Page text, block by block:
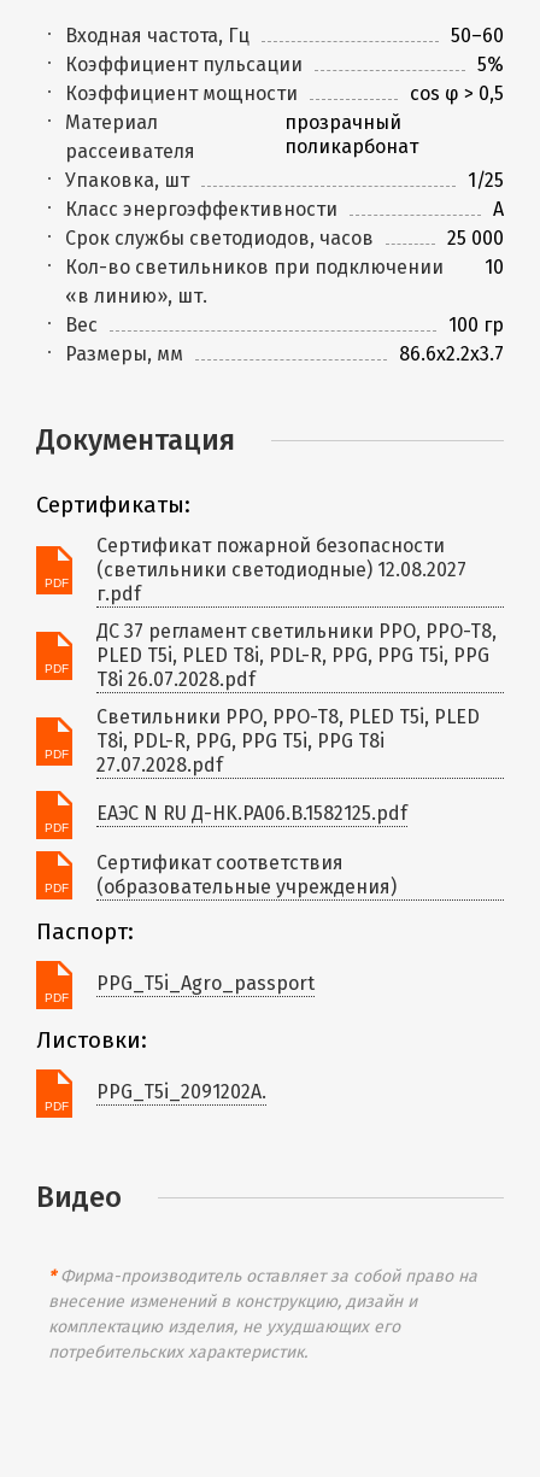
Входная частота, Гц
50–60
Коэффициент пульсации
5%
Коэффициент мощности
cos φ > 0,5
Материал
рассеивателя
прозрачный
поликарбонат
Упаковка, шт
1/25
Класс энергоэффективности
A
Срок службы светодиодов, часов
25 000
Кол-во светильников при подключении
«в линию», шт.
10
Вес
100 гр
Размеры, мм
86.6x2.2x3.7
Документация
Сертификаты:
Сертификат пожарной безопасности
(светильники светодиодные) 12.08.2027
г.pdf
ДС 37 регламент светильники PPO, PPO-T8,
PLED T5i, PLED T8i, PDL-R, PPG, PPG T5i, PPG
T8i 26.07.2028.pdf
Светильники PPO, PPO-T8, PLED T5i, PLED
T8i, PDL-R, PPG, PPG T5i, PPG T8i
27.07.2028.pdf
ЕАЭС N RU Д-HK.РА06.В.1582125.pdf
Сертификат соответствия
(образовательные учреждения)
Паспорт:
PPG_T5i_Agro_passport
Листовки:
PPG_T5i_2091202A.
Видео
*Фирма-производитель оставляет за собой право на
внесение изменений в конструкцию, дизайн и
комплектацию изделия, не ухудшающих его
потребительских характеристик.